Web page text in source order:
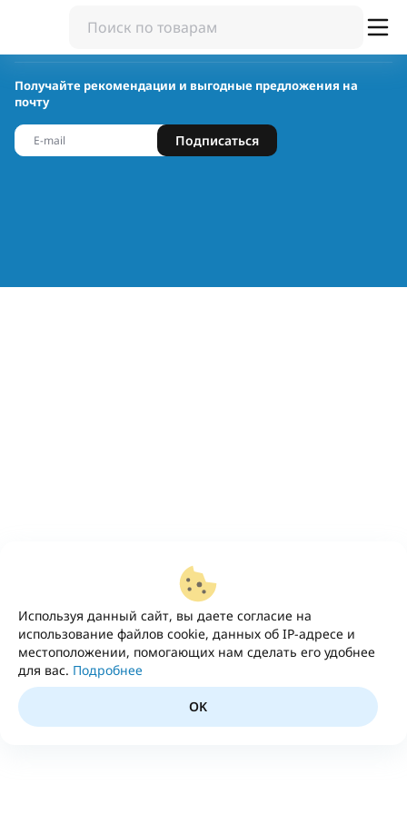
Используя данный сайт, вы даете согласие на
использование файлов cookie, данных об IP-адресе и
местоположении, помогающих нам сделать его удобнее
для вас. Подробнее
OK
Получайте рекомендации и выгодные предложения на
почту
Подписаться